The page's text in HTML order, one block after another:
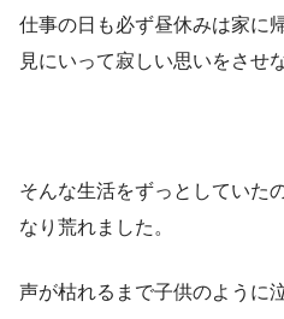
仕事の日も必ず昼休みは家に
見にいって寂しい思いをさせ
そんな生活をずっとしていた
なり荒れました。
声が枯れるまで子供のように